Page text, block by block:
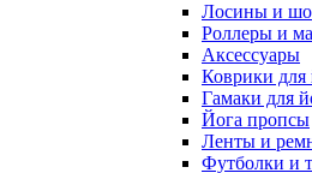
Лосины и
Роллеры и
Аксессуары
Коврики для
Гамаки для
Йога пропсы
Ленты и
Футболки и